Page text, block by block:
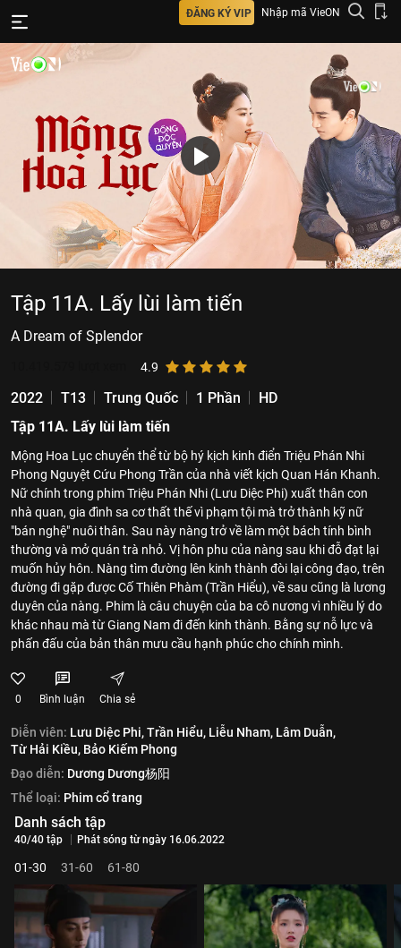
ĐĂNG KÝ VIP Nhập mã VieON
Tập 11A. Lấy lùi làm tiến
A Dream of Splendor
4.9
2022 T13 Trung Quốc 1 Phần
HD
Tập 11A. Lấy lùi làm tiến
Mộng Hoa Lục chuyển thể từ bộ hý kịch kinh điển Triệu Phán Nhi
Phong Nguyệt Cứu Phong Trần của nhà viết kịch Quan Hán Khanh.
Nữ chính trong phim Triệu Phán Nhi (Lưu Diệc Phi) xuất thân con
nhà quan, gia đình sa cơ thất thế vì phạm tội mà trở thành kỹ nữ
"bán nghệ" nuôi thân. Sau này nàng trở về làm một bách tính bình
thường và mở quán trà nhỏ. Vị hôn phu của nàng sau khi đỗ đạt lại
muốn hủy hôn. Nàng tìm đường lên kinh thành đòi lại công đạo, trên
đường đi gặp được Cố Thiên Phàm (Trần Hiểu), về sau cũng là lương
duyên của nàng. Phim là câu chuyện của ba cô nương vì nhiều lý do
khác nhau mà từ Giang Nam đi đến kinh thành. Bằng sự nỗ lực và
phấn đấu của bản thân mưu cầu hạnh phúc cho chính mình.
0 Bình luận Chia sẻ
Diễn viên: Lưu Diệc Phi,Trần Hiểu, Liễu Nham, Lâm Duẫn,
Từ Hải Kiều, Bảo Kiếm Phong
Đạo diễn: Dương Dương杨阳
Thể loại: Phim cổ trang
Danh sách tập
40/40 tập Phát sóng từ ngày 16.06.2022
01-30 31-60 61-80